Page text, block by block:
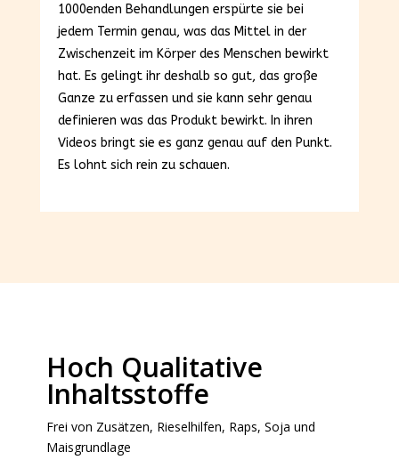
1000enden Behandlungen erspürte sie bei
jedem Termin genau, was das Mittel in der
Zwischenzeit im Körper des Menschen bewirkt
hat. Es gelingt ihr deshalb so gut, das große
Ganze zu erfassen und sie kann sehr genau
definieren was das Produkt bewirkt. In ihren
Videos bringt sie es ganz genau auf den Punkt.
Es lohnt sich rein zu schauen.
Hoch Qualitative
Inhaltsstoffe
Frei von Zusätzen, Rieselhilfen, Raps, Soja und
Maisgrundlage